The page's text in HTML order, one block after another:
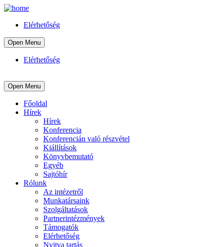
Elérhetőség
Open Menu
Elérhetőség
Open Menu
Főoldal
Hírek
Hírek
Konferencia
Konferencián való részvétel
Kiállítások
Könyvbemutató
Egyéb
Sajtóhír
Rólunk
Az intézetről
Munkatársaink
Szolgáltatások
Partnerintézmények
Támogatók
Elérhetőség
Nyitva tartás